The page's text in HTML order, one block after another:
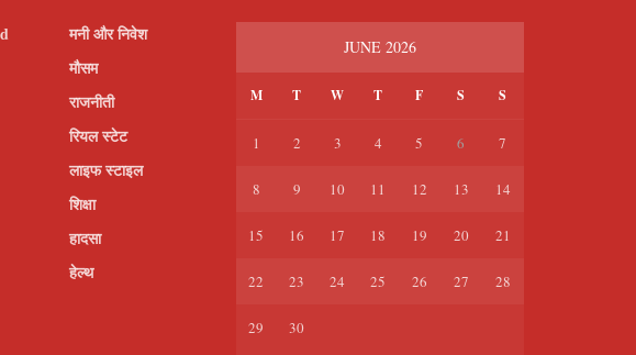
मनी और निवेश
मौसम
राजनीती
रियल स्टेट
लाइफ स्टाइल
शिक्षा
हादसा
हेल्थ
JUNE 2026
M T W T F S S
1 2 3 4 5 6 7
8 9 10 11 12 13 14
15 16 17 18 19 20 21
22 23 24 25 26 27 28
29 30